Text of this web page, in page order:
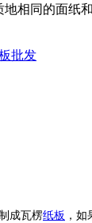
相同的面纸
批发
成瓦楞纸板 ，